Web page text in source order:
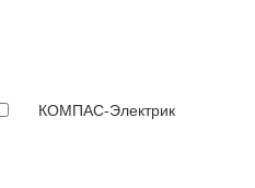
КОМПАС-Электрик